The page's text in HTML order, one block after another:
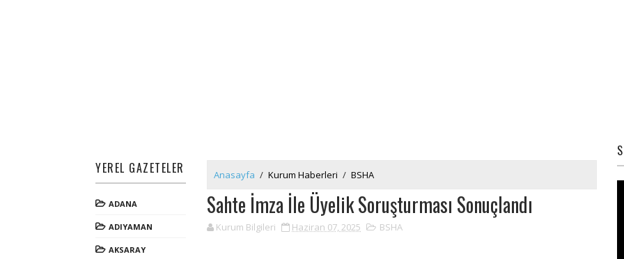
YEREL GAZETELER
ADANA
ADIYAMAN
AKSARAY
Anasayfa / Kurum Haberleri / BSHA
Sahte İmza İle Üyelik Soruşturması Sonuçlandı
Kurum Bilgileri Haziran 07, 2025 BSHA